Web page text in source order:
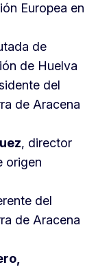
Europea en
de
de Huelva
del
de Aracena
, director
origen
del
de Aracena